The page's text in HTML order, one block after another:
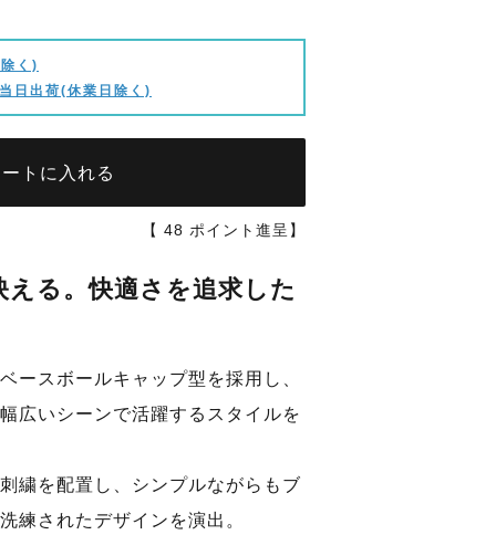
く)
日出荷(休業日除く)
ートに入れる
【 48 ポイント進呈】
る。快適さを追求した
ースボールキャップ型を採用し、
広いシーンで活躍するスタイルを
繍を配置し、シンプルながらもブ
練されたデザインを演出。